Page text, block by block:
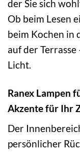
der Sie sich
Ob beim Lesen
beim Kochen in
auf der
Licht.
Ranex Lampen
Akzente für Ihr
Der
persönlicher